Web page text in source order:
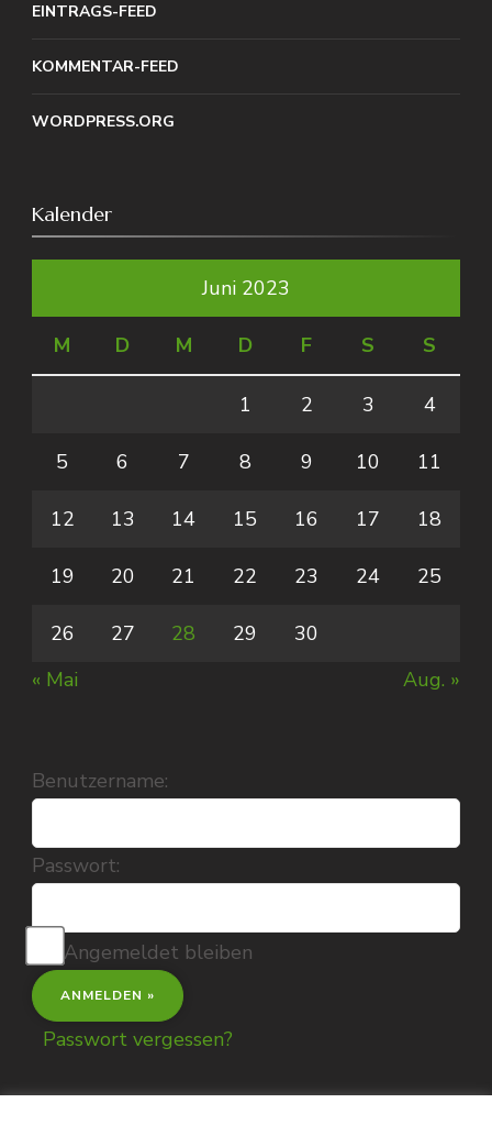
EINTRAGS-FEED
KOMMENTAR-FEED
WORDPRESS.ORG
Kalender
Juni 2023
M D M D F S S
1 2 3 4
5 6 7 8 9 10 11
12 13 14 15 16 17 18
19 20 21 22 23 24 25
26 27 28 29
30
« Mai
Aug. »
Benutzername:
Passwort:
Angemeldet bleiben
Passwort vergessen?